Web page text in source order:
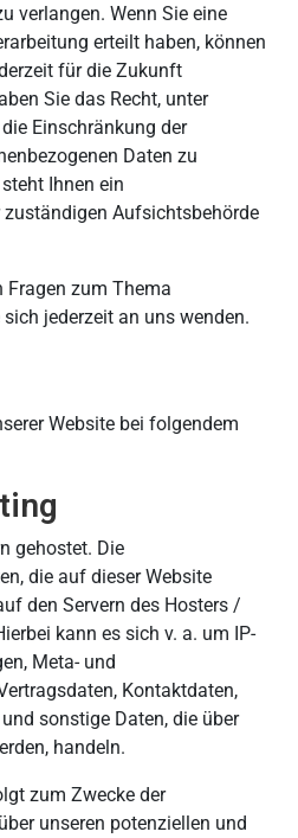
verlangen. Wenn Sie eine
erteilt haben, können
für die Zukunft
Sie das Recht, unter
Einschränkung der
Daten zu
Ihnen ein
zuständigen Aufsichtsbehörde
Fragen zum Thema
jederzeit an uns wenden.
Website bei folgendem
gehostet. Die
die auf dieser Website
den Servern des Hosters /
kann es sich v. a. um IP-
Meta- und
Kontaktdaten,
sonstige Daten, die über
handeln.
zum Zwecke der
unseren potenziellen und